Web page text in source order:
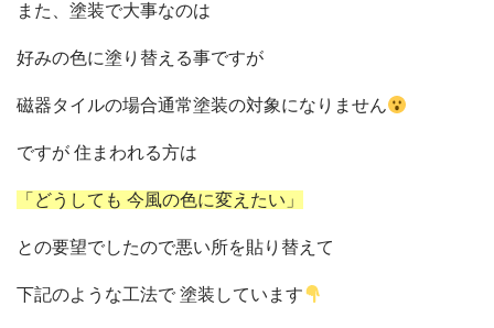
また、塗装で大事なのは
好みの色に塗り替える事ですが
磁器タイルの場合通常塗装の対象になりません
ですが 住まわれる方は
「どうしても 今風の色に変えたい」
との要望でしたので悪い所を貼り替えて
下記のような工法で 塗装しています